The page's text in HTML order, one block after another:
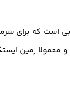
است که برای
معمولا زمین